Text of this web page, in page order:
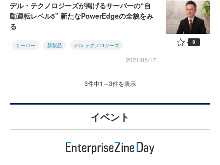
デル・テクノロジーズが掲げるサーバーの“自
動運転レベル5” 新たなPowerEdgeの全貌をみ
る
サーバー 新製品 デル テクノロジーズ
2021/05/17
0
3件中1～3件を表示
イベント